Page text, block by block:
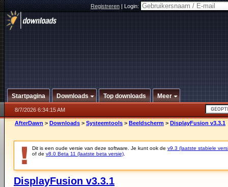
Registreren|Login:
Startpagina Downloads Top downloads Meer
8/7/2026 6:34:15 AM
AfterDawn > Downloads > Systeemtools > Beeldscherm > DisplayFusion v3.3.1
Dit is een oude versie van deze software. Je kunt ook de v9.3 (laatste stabiele
of de v8.0 Beta 11 (laatste beta versie)
DisplayFusion v3.3.1